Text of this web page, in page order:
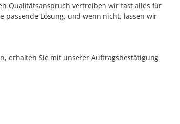
Qualitätsanspruch vertreiben wir fast alles für
passende Lösung, und wenn nicht, lassen wir
erhalten Sie mit unserer Auftragsbestätigung